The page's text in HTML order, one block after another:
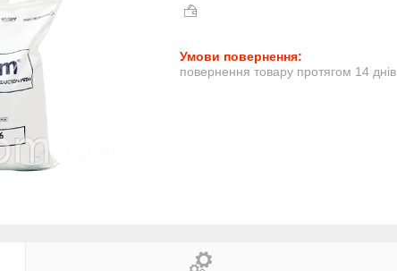
повернення товару протягом 14 днів